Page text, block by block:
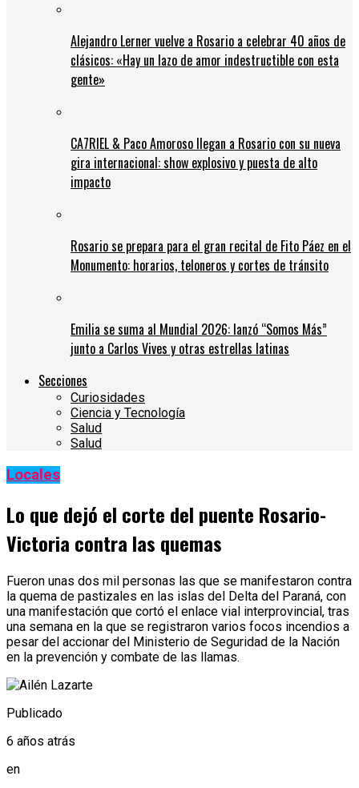
Alejandro Lerner vuelve a Rosario a celebrar 40 años de
clásicos: «Hay un lazo de amor indestructible con esta
gente»
CA7RIEL & Paco Amoroso llegan a Rosario con su nueva
gira internacional: show explosivo y puesta de alto
impacto
Rosario se prepara para el gran recital de Fito Páez en el
Monumento: horarios, teloneros y cortes de tránsito
Emilia se suma al Mundial 2026: lanzó “Somos Más”
junto a Carlos Vives y otras estrellas latinas
Secciones
Curiosidades
Ciencia y Tecnología
Salud
Salud
Locales
Lo que dejó el corte del puente Rosario-
Victoria contra las quemas
Fueron unas dos mil personas las que se manifestaron contra
la quema de pastizales en las islas del Delta del Paraná, con
una manifestación que cortó el enlace vial interprovincial, tras
una semana en la que se registraron varios focos incendios a
pesar del accionar del Ministerio de Seguridad de la Nación
en la prevención y combate de las llamas.
Publicado
6 años atrás
en